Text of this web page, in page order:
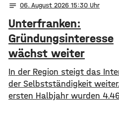
notes 06. August 2026 15:30
Unterfranken:
Gründungsinteresse
wächst weiter
In der Region steigt das
der Selbstständigkeit
ersten Halbjahr wurden